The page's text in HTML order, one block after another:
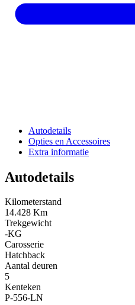
Autodetails
Opties en Accessoires
Extra informatie
Autodetails
Kilometerstand
14.428 Km
Trekgewicht
-KG
Carosserie
Hatchback
Aantal deuren
5
Kenteken
P-556-LN